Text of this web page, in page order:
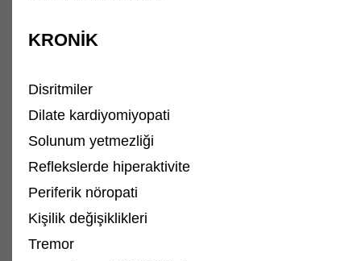
KRONİK
Disritmiler
Dilate kardiyomiyopati
Solunum yetmezliği
Reflekslerde hiperaktivite
Periferik nöropati
Kişilik değişiklikleri
Tremor